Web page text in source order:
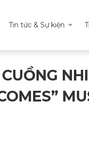
Tin tức & Sự kiện